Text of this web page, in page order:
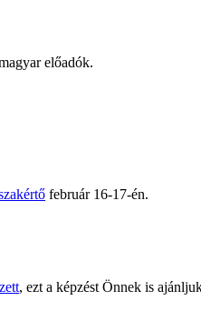
előadók.
február 16-17-én.
, ezt a képzést Önnek is